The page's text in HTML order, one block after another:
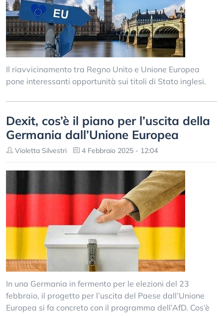
Il riavvicinamento tra Regno Unito e Unione Europea
pone interessanti opportunità sui titoli di Stato inglesi.
Dexit, cos’è il piano per l’uscita della
Germania dall’Unione Europea
Violetta Silvestri 4 Febbraio 2025 - 12:04
In una Germania in fermento per le elezioni del 23
febbraio, il progetto per l’uscita del Paese dall’Unione
Europea si fa concreto con il programma dell’AfD. Cos’è